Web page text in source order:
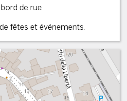
de rue.
fêtes et événements.